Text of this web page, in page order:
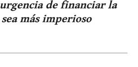
de financiar la
más imperioso